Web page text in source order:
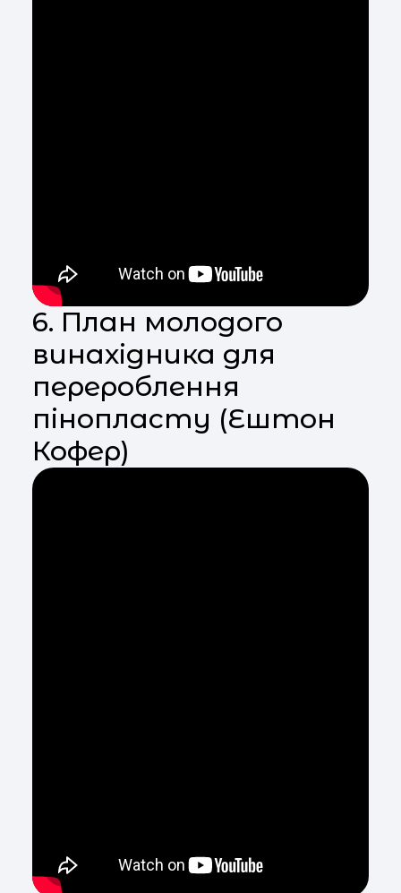
6. План молодого
винахідника для
перероблення
пінопласту (Ештон
Кофер)